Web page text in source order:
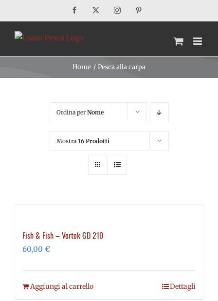
al
contenuto
Facebook Instagram
Home Pesca alla carpa
Ordina per Nome
Mostra 16 Prodotti
Fish & Fish – Vortek GD 210
60,00 €
Aggiungi al carrello Dettagli